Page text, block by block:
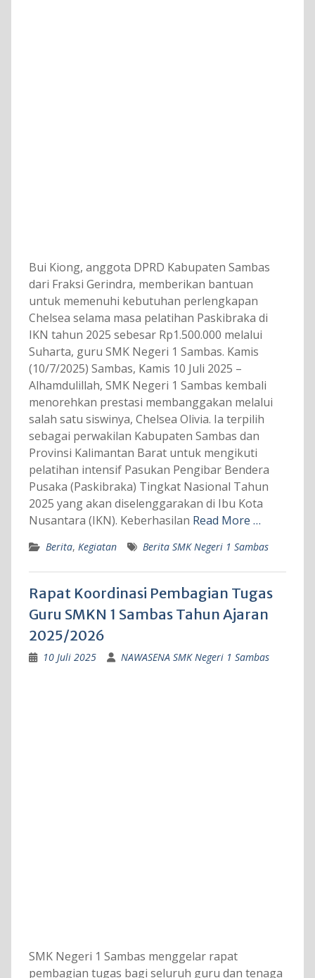
Bui Kiong, anggota DPRD Kabupaten Sambas
dari Fraksi Gerindra, memberikan bantuan
untuk memenuhi kebutuhan perlengkapan
Chelsea selama masa pelatihan Paskibraka di
IKN tahun 2025 sebesar Rp1.500.000 melalui
Suharta, guru SMK Negeri 1 Sambas. Kamis
(10/7/2025) Sambas, Kamis 10 Juli 2025 –
Alhamdulillah, SMK Negeri 1 Sambas kembali
menorehkan prestasi membanggakan melalui
salah satu siswinya, Chelsea Olivia. Ia terpilih
sebagai perwakilan Kabupaten Sambas dan
Provinsi Kalimantan Barat untuk mengikuti
pelatihan intensif Pasukan Pengibar Bendera
Pusaka (Paskibraka) Tingkat Nasional Tahun
2025 yang akan diselenggarakan di Ibu Kota
Nusantara (IKN). Keberhasilan Read More …
Berita, Kegiatan Berita SMK Negeri 1 Sambas
Rapat Koordinasi Pembagian Tugas
Guru SMKN 1 Sambas Tahun Ajaran
2025/2026
10 Juli 2025 NAWASENA SMK Negeri 1 Sambas
SMK Negeri 1 Sambas menggelar rapat
pembagian tugas bagi seluruh guru dan tenaga